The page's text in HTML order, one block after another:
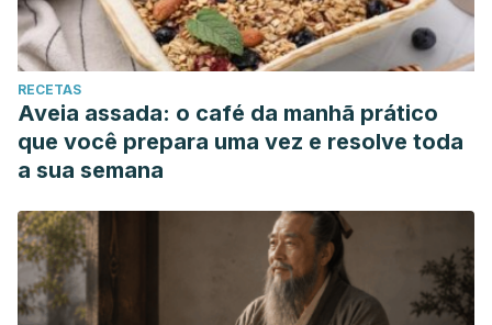
RECETAS
Aveia assada: o café da manhã prático
que você prepara uma vez e resolve toda
a sua semana